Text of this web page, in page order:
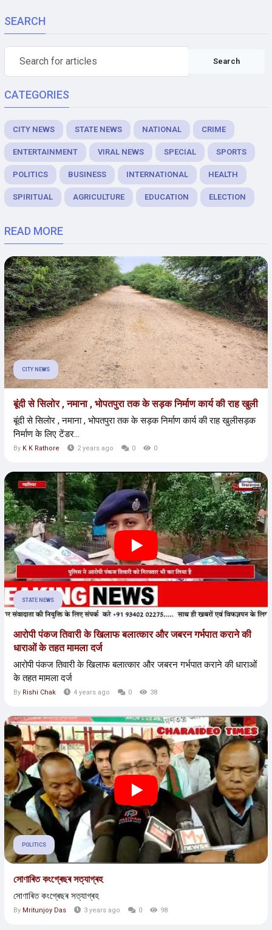
SEARCH
Search
CATEGORIES
CITY NEWS STATE NEWS NATIONAL CRIME
ENTERTAINMENT VIRAL NEWS SPECIAL SPORTS
POLITICS BUSINESS INTERNATIONAL HEALTH
SPIRITUAL AGRICULTURE EDUCATION ELECTION
READ MORE
CITY NEWS
बूंदी से सिलोर , नमाना , भोपतपुरा तक के सड़क निर्माण कार्य की राह खुली
बूंदी से सिलोर , नमाना , भोपतपुरा तक के सड़क निर्माण कार्य की राह खुलीसड़क
निर्माण के लिए टेंडर...
By K K Rathore 2 years ago 0 0
STATE NEWS
आरोपी पंकज तिवारी के खिलाफ बलात्कार और जबरन गर्भपात कराने की
धाराओं के तहत मामला दर्ज
आरोपी पंकज तिवारी के खिलाफ बलात्कार और जबरन गर्भपात कराने की धाराओं
के तहत मामला दर्ज
By Rishi Chak 4 years ago 0 38
POLITICS
সোণাৰিত কংগ্ৰেছৰ সত্যাগ্ৰহ
সোণাৰিত কংগ্ৰেছৰ সত্যাগ্ৰহ
By Mritunjoy Das 3 years ago 0 98